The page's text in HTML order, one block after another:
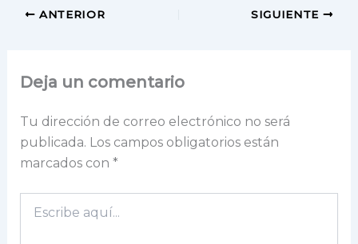
ANTERIOR SIGUIENTE
Deja un comentario
Tu dirección de correo electrónico no será
publicada. Los campos obligatorios están
marcados con *
aquí...